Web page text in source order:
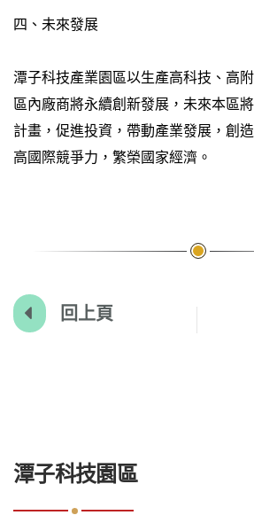
潭子科技園區
四、未來發展
潭子科技產業園區以生產高科技、高
區內廠商將永續創新發展，未來本區
計畫，促進投資，帶動產業發展，創
高國際競爭力，繁榮國家經濟。
回上頁